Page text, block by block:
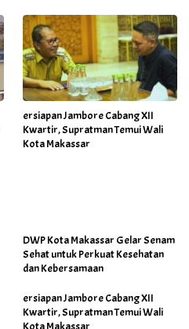
ersiapan Jambore Cabang XII
Kwartir, Supratman Temui Wali
Kota Makassar
DWP Kota Makassar Gelar Senam
Sehat untuk Perkuat Kesehatan
dan Kebersamaan
ersiapan Jambore Cabang XII
Kwartir, Supratman Temui Wali